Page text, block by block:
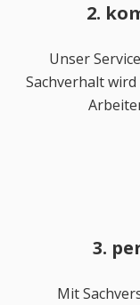
2.
Unser
Sachverhalt
3.
Mit